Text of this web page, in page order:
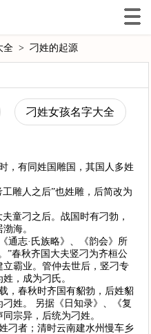
全 > 刁姓的起源
刁姓女孩名字大全
，有同姓国雕国，其国人多姓
雕人之后”也姓雕，后简改为
童刁之后。战国时有刁勃，
海。
通志·氏族略》、《韵会》所
”春秋齐国大夫竖刁为齐桓公
霸业。管仲去世后，竖刁专
，成为刁氏。
，春秋时齐国有貂勃，后姓貂
姓。 另据《日知录》、《复
宗异，后统为刁姓。
刁者；清时云南建水州慢车乡